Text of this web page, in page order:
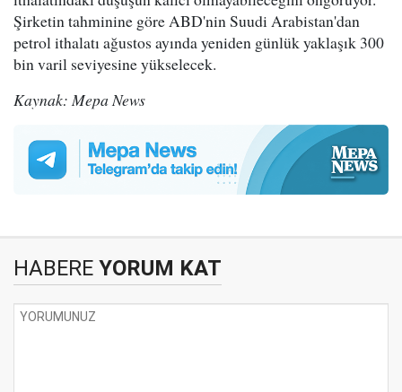
Şirketin tahminine göre ABD'nin Suudi Arabistan'dan
petrol ithalatı ağustos ayında yeniden günlük yaklaşık 300
bin varil seviyesine yükselecek.
Kaynak: Mepa News
HABERE YORUM KAT